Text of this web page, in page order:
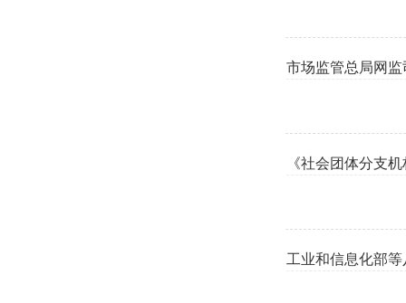
市场监管总局网
《社会团体分支
工业和信息化部